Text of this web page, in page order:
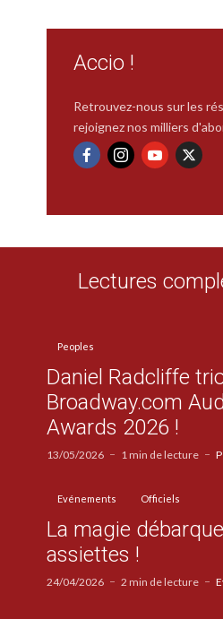
Accio !
Retrouvez-nous sur les
rejoignez nos milliers
Lectures
Peoples
Daniel Radcliffe
Broadway.com
Awards 2026 !
13/05/2026 1 min de lecture
Evénements Officiels
La magie
assiettes !
24/04/2026 2 min de lecture